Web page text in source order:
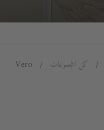
كل المجموعات Vero